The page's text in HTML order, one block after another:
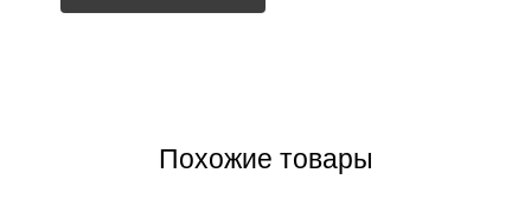
Похожие товары